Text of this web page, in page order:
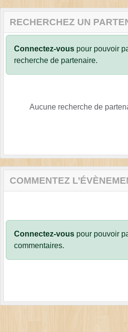
RECHERCHEZ UN
Connectez-vous pour pouvoir
recherche de partenaire.
Aucune recherche de
COMMENTEZ
Connectez-vous pour pouvoir
commentaires.